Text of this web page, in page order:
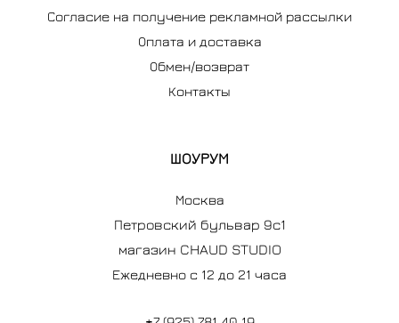
Согласие на получение рекламной рассылки
Оплата и доставка
Обмен/возврат
Контакты
ШОУРУМ
Москва
Петровский бульвар 9с1
магазин CHAUD STUDIO
Ежедневно с 12 до 21 часа